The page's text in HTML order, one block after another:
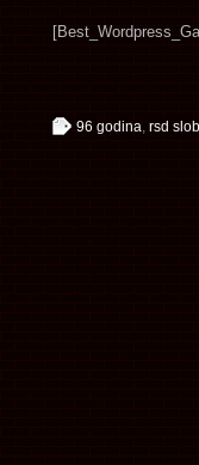
96 godina, rsd